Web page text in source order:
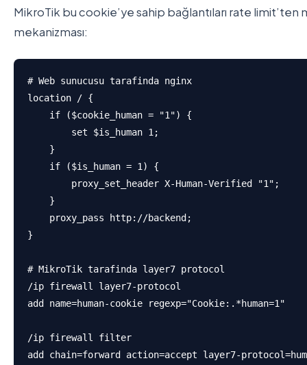
MikroTik bu cookie’ye sahip bağlantıları rate
mekanizması:
# Web sunucusu tarafinda nginx
location / {
    if ($cookie_human = "1") {
        set $is_human 1;
    }
    if ($is_human = 1) {
        proxy_set_header X-Human-Verified "1";
    }
    proxy_pass http://backend;
}
# MikroTik tarafinda layer7 protocol
/ip firewall layer7-protocol
add name=human-cookie regexp="Cookie:.*human=1"
/ip firewall filter
add chain=forward action=accept layer7-